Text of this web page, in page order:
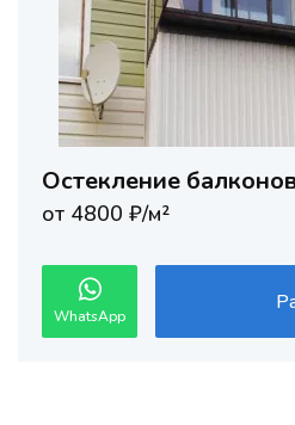
Остекление
от 4800 ₽/м²
WhatsApp